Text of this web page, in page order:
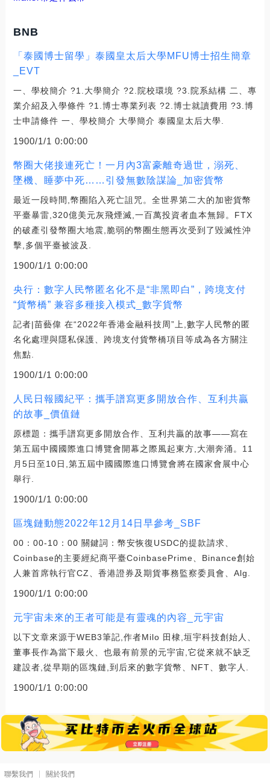
BNB
「泰國博士留學」泰國皇太后大學MFU博士招生簡章
_EVT
一、學校簡介 ?1.大學簡介 ?2.院校環境 ?3.院系結構 二、專
業介紹及入學條件 ?1.博士專業列表 ?2.博士就讀費用 ?3.博
士申請條件 一、學校簡介 大學簡介 泰國皇太后大學.
1900/1/1 0:00:00
幣圈大佬接連死亡！一月內3富豪離奇過世，溺死、
墜機、睡夢中死……引發無數陰謀論_加密貨幣
最近一段時間,幣圈陷入死亡詛咒。全世界第二大的加密貨幣
平臺暴雷,320億美元灰飛煙滅,一百萬投資者血本無歸。FTX
的破產引發幣圈大地震,脆弱的幣圈生態再次受到了毀滅性沖
擊,多個平臺被波及.
1900/1/1 0:00:00
央行：數字人民幣匿名化不是“非黑即白”，跨境支付
“貨幣橋” 兼容多種接入模式_數字貨幣
記者|苗藝偉 在“2022年香港金融科技周”上,數字人民幣的匿
名化處理與隱私保護、跨境支付貨幣橋項目等成為各方關注
焦點.
1900/1/1 0:00:00
人民日報國紀平：攜手譜寫更多開放合作、互利共贏
的故事_價值鏈
原標題：攜手譜寫更多開放合作、互利共贏的故事——寫在
第五屆中國國際進口博覽會開幕之際風起東方,大潮奔涌。11
月5日至10日,第五屆中國國際進口博覽會將在國家會展中心
舉行.
1900/1/1 0:00:00
區塊鏈動態2022年12月14日早參考_SBF
00：00-10：00 關鍵詞：幣安恢復USDC的提款請求、
Coinbase的主要經紀商平臺CoinbasePrime、Binance創始
人兼首席執行官CZ、香港證券及期貨事務監察委員會、Alg.
1900/1/1 0:00:00
元宇宙未來的王者可能是有靈魂的內容_元宇宙
以下文章來源于WEB3筆記,作者Milo 田棣,垣宇科技創始人、
董事長作為當下最火、也最有前景的元宇宙,它從來就不缺乏
建設者,從早期的區塊鏈,到后來的數字貨幣、NFT、數字人.
1900/1/1 0:00:00
聯繫我們 關於我們